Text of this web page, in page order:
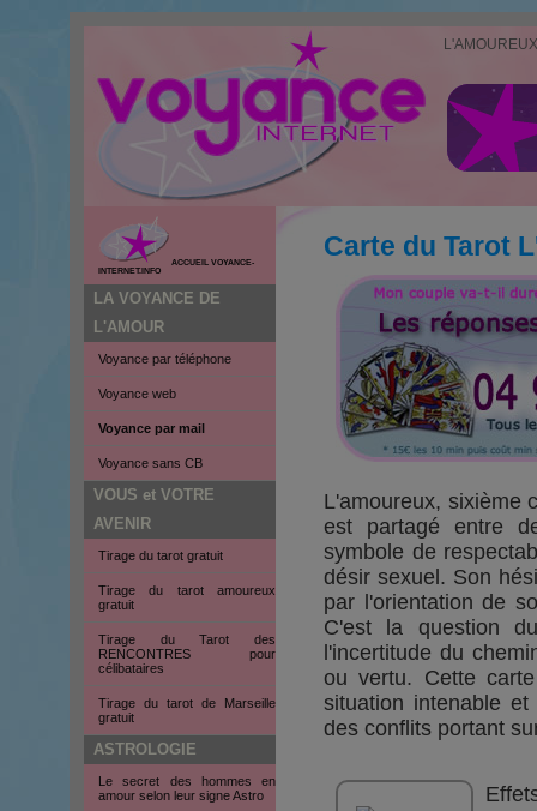
L'AMOUREUX
ACCUEIL VOYANCE-
INTERNET.INFO
LA VOYANCE DE
L'AMOUR
Voyance par téléphone
Voyance web
Voyance par mail
Voyance sans CB
VOUS et VOTRE
AVENIR
Tirage du tarot gratuit
Tirage du tarot amoureux
gratuit
Tirage du Tarot des
RENCONTRES pour
célibataires
Tirage du tarot de Marseille
gratuit
ASTROLOGIE
Le secret des hommes en
amour selon leur signe Astro
Carte du Tarot
L'amoureux, sixième
est partagé entre
symbole de
désir sexuel. Son
par l'orientation de
C'est la question
l'incertitude du
ou vertu. Cette
situation intenable
des conflits portant